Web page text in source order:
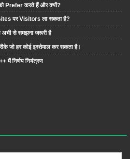
Prefer करते हैं और क्यों?
पर Visitors ला सकता है?
से समझना जरूरी है
जो हर कोई इस्तेमाल कर सकता है।
में निर्णय नियंत्रण